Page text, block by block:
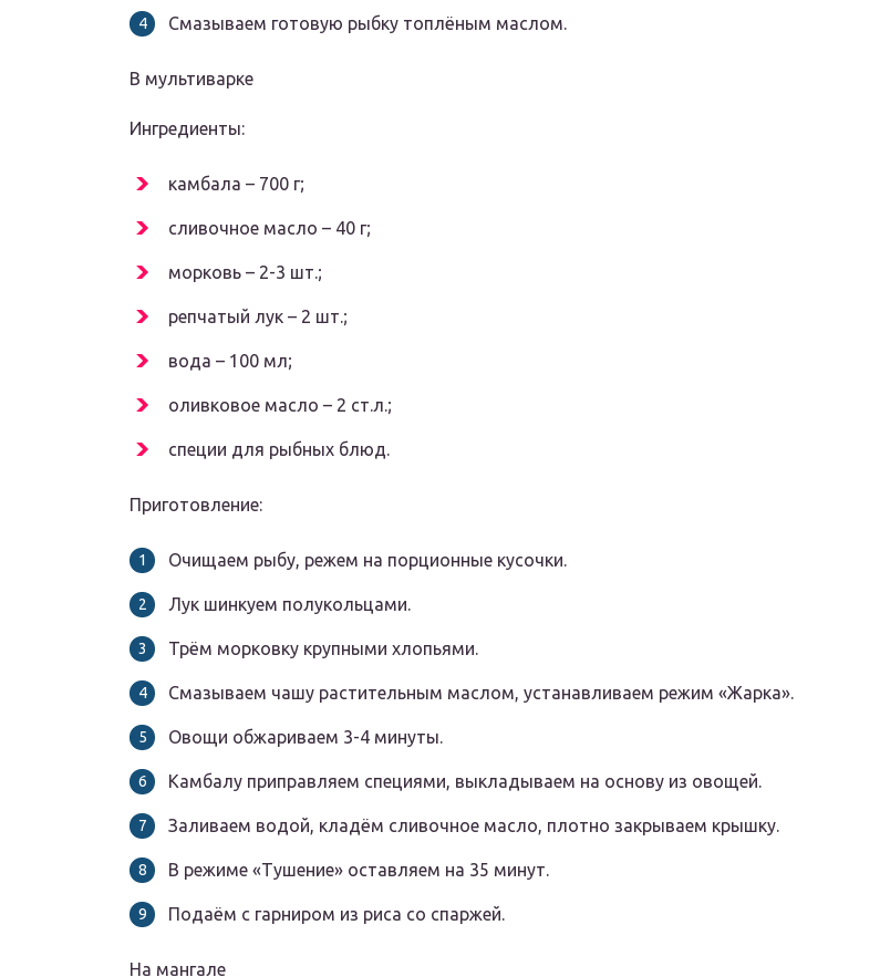
Смазываем готовую рыбку топлёным маслом.
В мультиварке
Ингредиенты:
камбала – 700 г;
сливочное масло – 40 г;
морковь – 2-3 шт.;
репчатый лук – 2 шт.;
вода – 100 мл;
оливковое масло – 2 ст.л.;
специи для рыбных блюд.
Приготовление:
Очищаем рыбу, режем на порционные кусочки.
Лук шинкуем полукольцами.
Трём морковку крупными хлопьями.
Смазываем чашу растительным маслом, устанавливаем режим «Жарка».
Овощи обжариваем 3-4 минуты.
Камбалу приправляем специями, выкладываем на основу из овощей.
Заливаем водой, кладём сливочное масло, плотно закрываем крышку.
В режиме «Тушение» оставляем на 35 минут.
Подаём с гарниром из риса со спаржей.
На мангале